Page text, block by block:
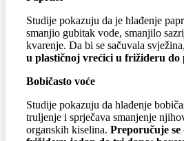
Studije pokazuju da je hlađenje
smanjio gubitak vode, smanjilo
kvarenje. Da bi se sačuvala svježina,
u plastičnoj vrećici u frižideru do
Bobičasto voće
Studije pokazuju da hlađenje
truljenje i sprječava smanjenje
organskih kiselina. Preporučuje se